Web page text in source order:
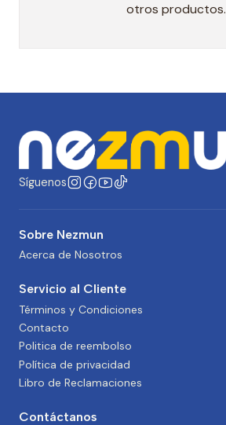
otros productos.
Síguenos
Sobre Nezmun
Acerca de Nosotros
Servicio al Cliente
Términos y Condiciones
Contacto
Politica de reembolso
Política de privacidad
Libro de Reclamaciones
Contáctanos